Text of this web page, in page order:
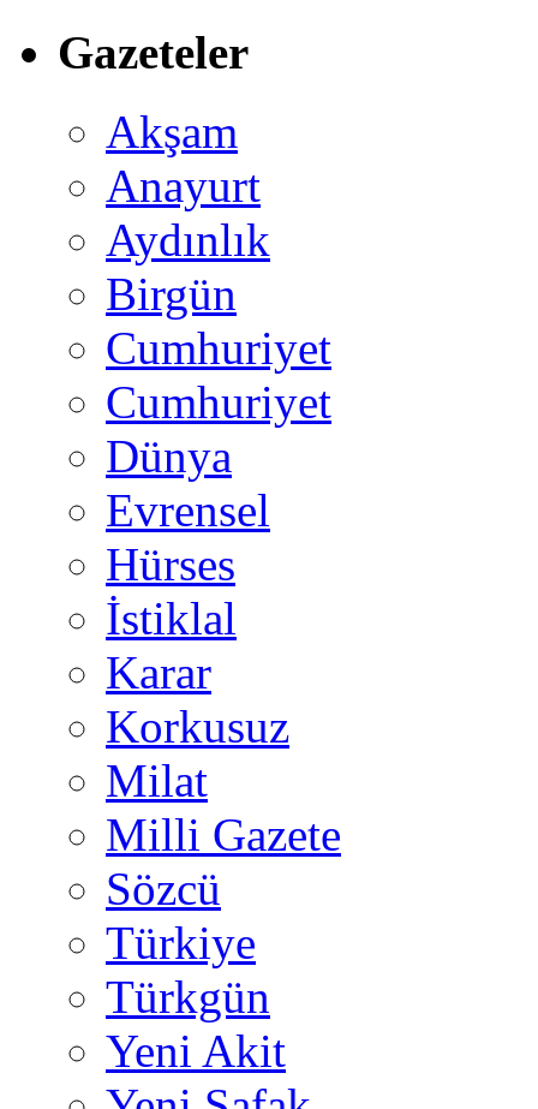
Gazeteler
Akşam
Anayurt
Aydınlık
Birgün
Cumhuriyet
Cumhuriyet
Dünya
Evrensel
Hürses
İstiklal
Karar
Korkusuz
Milat
Milli Gazete
Sözcü
Türkiye
Türkgün
Yeni Akit